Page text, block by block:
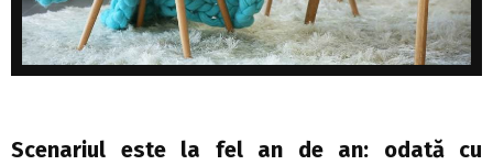
Scenariul este la fel an de an: odată cu